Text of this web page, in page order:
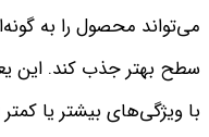
می‌تواند محصول را به
سطح بهتر جذب کند. این
با ویژگی‌های بیشتر یا